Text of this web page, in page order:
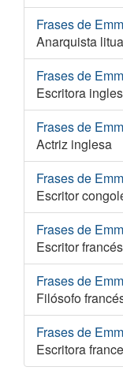
Frases de
Anarquista
Frases de
Escritora
Frases de
Actriz inglesa
Frases de
Escritor
Frases de
Escritor francés
Frases de
Filósofo
Frases de
Escritora